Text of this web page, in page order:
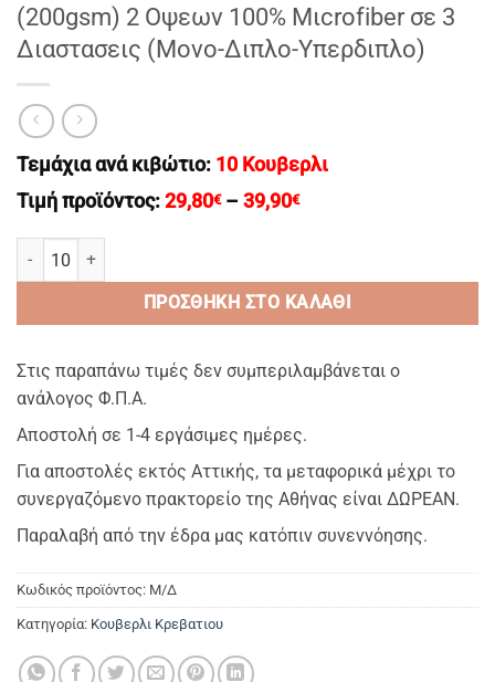
(200gsm) 2 Οψεων 100% Μιcrofiber σε 3
Διαστασεις (Μονο-Διπλο-Yπερδιπλο)
Τεμάχια ανά κιβώτιο: 10 Κουβερλι
Τιμή προϊόντος: 29,80€ – 39,90€Price
STRIPE PEACH ROSE Κουβερλι-Παπλωμα (200gsm) 2 Οψεων
ΠΡΟΣΘΉΚΗ ΣΤΟ ΚΑΛΆΘΙ
Στις παραπάνω τιμές δεν συμπεριλαμβάνεται ο
ανάλογος Φ.Π.Α.
Αποστολή σε 1-4 εργάσιμες ημέρες.
Για αποστολές εκτός Αττικής, τα μεταφορικά μέχρι το
συνεργαζόμενο πρακτορείο της Αθήνας είναι ΔΩΡΕΑΝ.
Παραλαβή από την έδρα μας κατόπιν συνεννόησης.
Κωδικός προϊόντος: Μ/Δ
Κατηγορία: Κουβερλι Κρεβατιου